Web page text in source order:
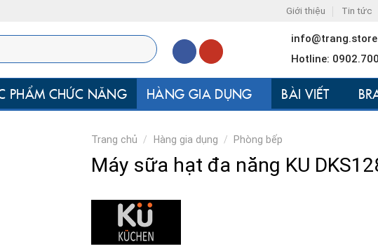
Giới thiệu Tin tức
info@trang.store
Hotline:
PHẨM CHỨC NĂNG HÀNG GIA DỤNG BÀI VIẾT
Trang chủ / Hàng gia dụng / Phòng bếp
Máy sữa hạt đa năng KU